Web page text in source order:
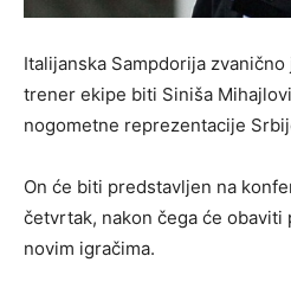
Italijanska Sampdorija
trener ekipe biti Siniša
nogometne reprezentacije
On će biti predstavljen na
četvrtak, nakon čega će
novim igračima.